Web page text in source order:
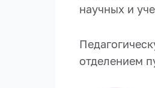
научных и
отделением